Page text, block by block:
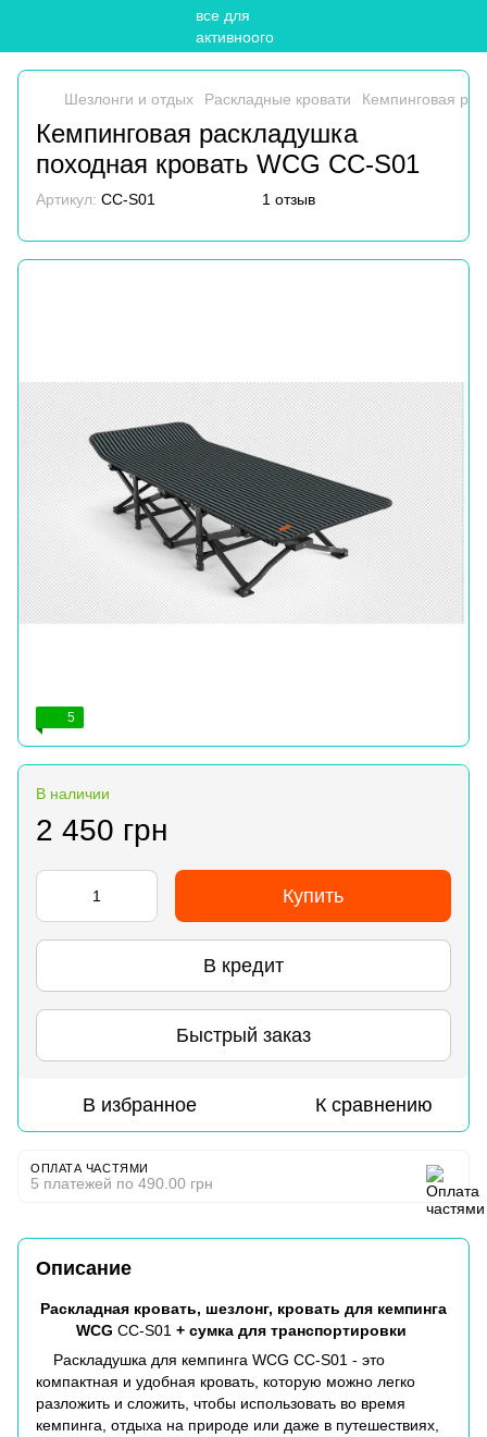
Шезлонги и отдых Раскладные кровати Кемпинговая
Кемпинговая раскладушка
походная кровать WCG CC-S01
Артикул: CC-S01 1 отзыв
5
В наличии
2 450 грн
Купить
В кредит
Быстрый заказ
В избранное К сравнению
ОПЛАТА ЧАСТЯМИ
5 платежей по 490.00 грн
Описание
Раскладная кровать, шезлонг, кровать для кемпинга
WCG CC-S01 + сумка для транспортировки
Раскладушка для кемпинга WCG CC-S01 - это
компактная и удобная кровать, которую можно легко
разложить и сложить, чтобы использовать во время
кемпинга, отдыха на природе или даже в путешествиях,